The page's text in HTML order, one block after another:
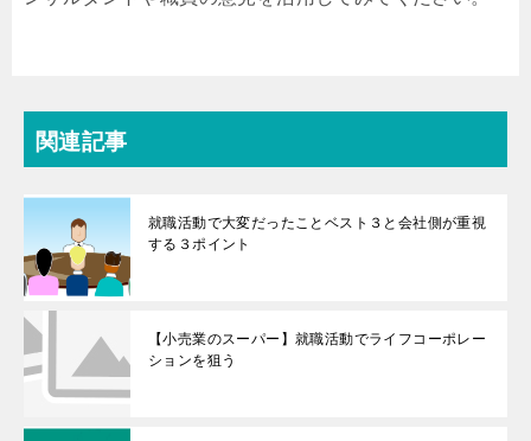
関連記事
就職活動で大変だったことベスト３と会社側が重視
する３ポイント
【小売業のスーパー】就職活動でライフコーポレー
ションを狙う